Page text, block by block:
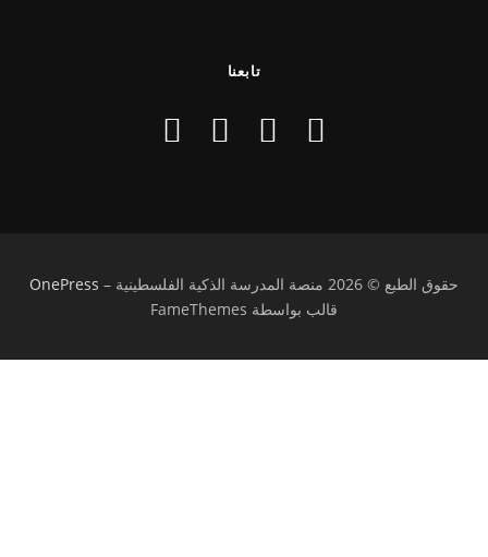
تابعنا
حقوق الطبع © 2026 منصة المدرسة الذكية الفلسطينية –
OnePress
قالب بواسطة FameThemes